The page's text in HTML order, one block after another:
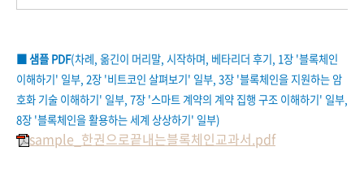
■ 샘플 PDF(차례, 옮긴이 머리말, 시작하며 베타리더 후기, 1장 '블록체인
이해하기' 일부 , 2장 '비트코인 살펴보기' 일부, 3장 '블록체인을 지원하는 암
호화 기술 이해하기' 일부, 7장 '스마트 계약의 계약 집행 구조 이해하기' 일부,
8장 '블록체인을활용하는 세계 상상하기' 일부)
sample_한권으로끝내는블록체인교과서.pdf